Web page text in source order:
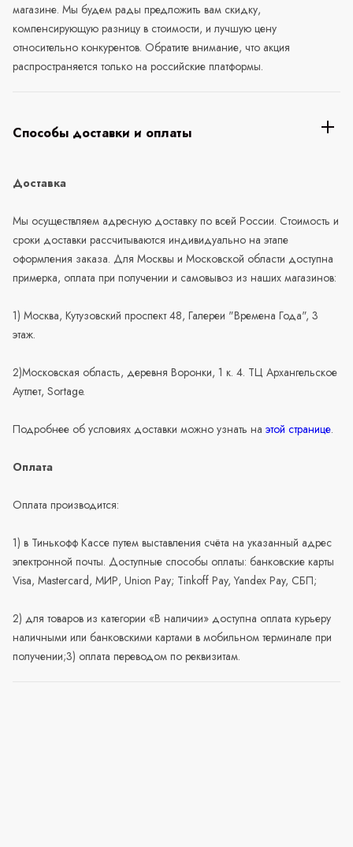
магазине. Мы будем рады предложить вам скидку,
компенсирующую разницу в стоимости, и лучшую цену
относительно конкурентов. Обратите внимание, что акция
распространяется только на российские платформы.
Способы доставки и оплаты
Доставка
Мы осуществляем адресную доставку по всей России. Стоимость и
сроки доставки рассчитываются индивидуально на этапе
оформления заказа. Для Москвы и Московской области доступна
примерка, оплата при получении и самовывоз из наших магазинов:
1) Москва, Кутузовский проспект 48, Галереи "Времена Года", 3
этаж.
2)Московская область, деревня Воронки, 1 к. 4. ТЦ Архангельское
Аутлет, Sortage.
Подробнее об условиях доставки можно узнать на этой странице.
Оплата
Оплата производится:
1) в Тинькофф Кассе путем выставления счёта на указанный адрес
электронной почты. Доступные способы оплаты: банковские карты
Visa, Mastercard, МИР, Union Pay; Tinkoff Pay, Yandex Pay, СБП;
2) для товаров из категории «В наличии» доступна оплата курьеру
наличными или банковскими картами в мобильном терминале при
получении;3) оплата переводом по реквизитам.